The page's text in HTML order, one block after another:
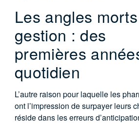
Les angles
gestion : des
premières
quotidien
L’autre raison pour laquelle les
ont l’impression de surpayer leurs
réside dans les erreurs